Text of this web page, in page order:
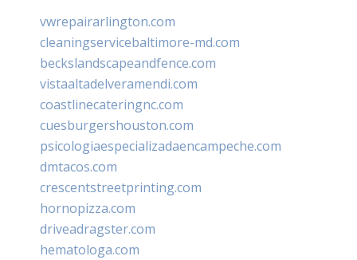
vwrepairarlington.com
cleaningservicebaltimore-md.com
beckslandscapeandfence.com
vistaaltadelveramendi.com
coastlinecateringnc.com
cuesburgershouston.com
psicologiaespecializadaencampeche.com
dmtacos.com
crescentstreetprinting.com
hornopizza.com
driveadragster.com
hematologa.com